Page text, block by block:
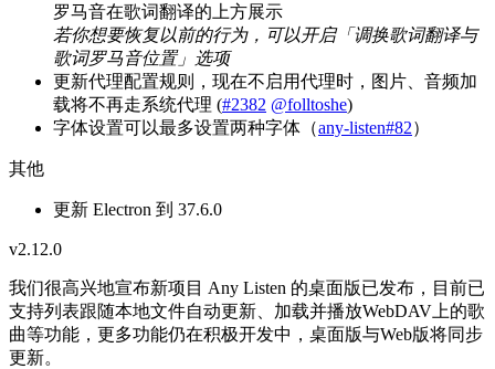
罗马音在歌词翻译的上方展示
若你想要恢复以前的行为，可以开启「调换歌词翻译与
歌词罗马音位置」选项
更新代理配置规则，现在不启用代理时，图片、音频加
载将不再走系统代理 (#2382 @folltoshe)
字体设置可以最多设置两种字体（any-listen#82）
其他
更新 Electron 到 37.6.0
v2.12.0
我们很高兴地宣布新项目 Any Listen 的桌面版已发布，目前已
支持列表跟随本地文件自动更新、加载并播放WebDAV上的歌
曲等功能，更多功能仍在积极开发中，桌面版与Web版将同步
更新。